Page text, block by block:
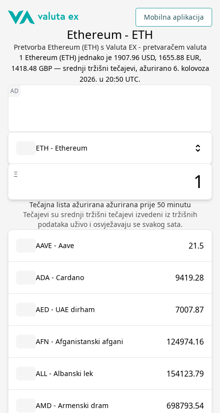
Mobilna aplikacija
Ethereum - ETH
Pretvorba Ethereum (ETH) s Valuta EX - pretvaračem valuta
1 Ethereum (ETH) jednako je 1907.96 USD, 1655.88 EUR,
1418.48 GBP— srednji tržišni tečajevi, ažurirano 6. kolovoza
2026. u 20:50 UTC.
ETH - Ethereum
Ξ
Tečajna lista ažurirana ažurirana prije 50minutu
Tečajevi su srednji tržišni tečajevi izvedeni iz tržišnih
podataka uživo i osvježavaju se svakog sata.
AAVE - Aave 21.5
ADA - Cardano 9419.28
AED - UAE dirham 7007.87
AFN - Afganistanski afgani 124974.16
ALL - Albanski lek 154123.79
AMD - Armenski dram 698793.54